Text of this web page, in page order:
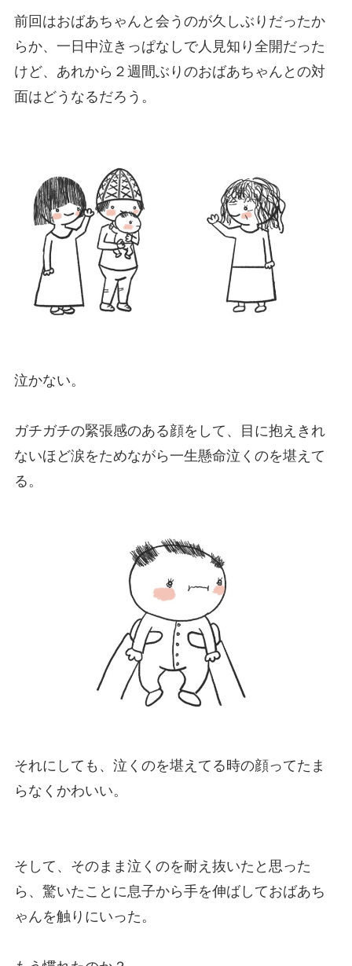
前回はおばあちゃんと会うのが久しぶりだったか
らか、一日中泣きっぱなしで人見知り全開だった
けど、あれから２週間ぶりのおばあちゃんとの対
面はどうなるだろう。
泣かない。
ガチガチの緊張感のある顔をして、目に抱えきれ
ないほど涙をためながら一生懸命泣くのを堪えて
る。
それにしても、泣くのを堪えてる時の顔ってたま
らなくかわいい。
そして、そのまま泣くのを耐え抜いたと思った
ら、驚いたことに息子から手を伸ばしておばあち
ゃんを触りにいった。